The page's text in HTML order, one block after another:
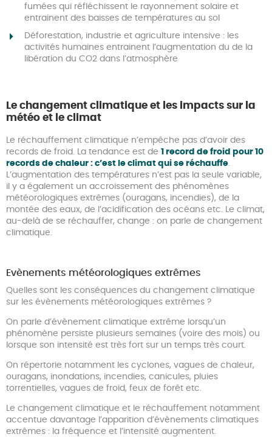
fumées qui réfléchissent le rayonnement solaire et
entrainent des baisses de températures au sol
Déforestation, industrie et agriculture intensive : les
activités humaines entrainent l’augmentation du de la
libération du CO2 dans l’atmosphère
Le changement climatique et les impacts sur la
météo et le climat
Le réchauffement climatique n’empêche pas d’avoir des
records de froid. La tendance est de 1 record de froid pour 10
records de chaleur : c’est le climat qui se réchauffe
L’augmentation des températures n’est pas la seule variable,
il y a également un accroissement des phénomènes
météorologiques extrêmes (ouragans, incendies), de la
montée des eaux, de l’acidification des océans etc. Le climat,
au-delà de se réchauffer, change : on parle de changement
climatique.
Evènements météorologiques extrêmes
Quelles sont les conséquences du changement climatique
sur les évènements météorologiques extrêmes ?
On parle d’évènement climatique extrême lorsqu’un
phénomène persiste plusieurs semaines (voire des mois) ou
lorsque son intensité est très fort sur un temps très court.
On répertorie notamment les cyclones, vagues de chaleur,
ouragans, inondations, incendies, canicules, pluies
torrentielles, vagues de froid, feux de forêt etc.
Le changement climatique et le réchauffement notamment
accentue davantage l’apparition d’évènements climatiques
extrêmes : la fréquence et l’intensité augmentent.